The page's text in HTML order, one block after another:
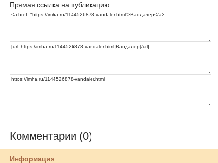
Прямая ссылка на публикацию
Комментарии (0)
Информация